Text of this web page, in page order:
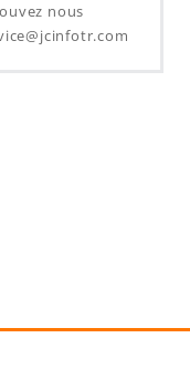
nous